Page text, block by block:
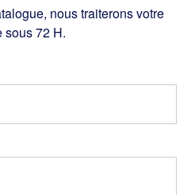
nous traiterons votre
sous 72 H.